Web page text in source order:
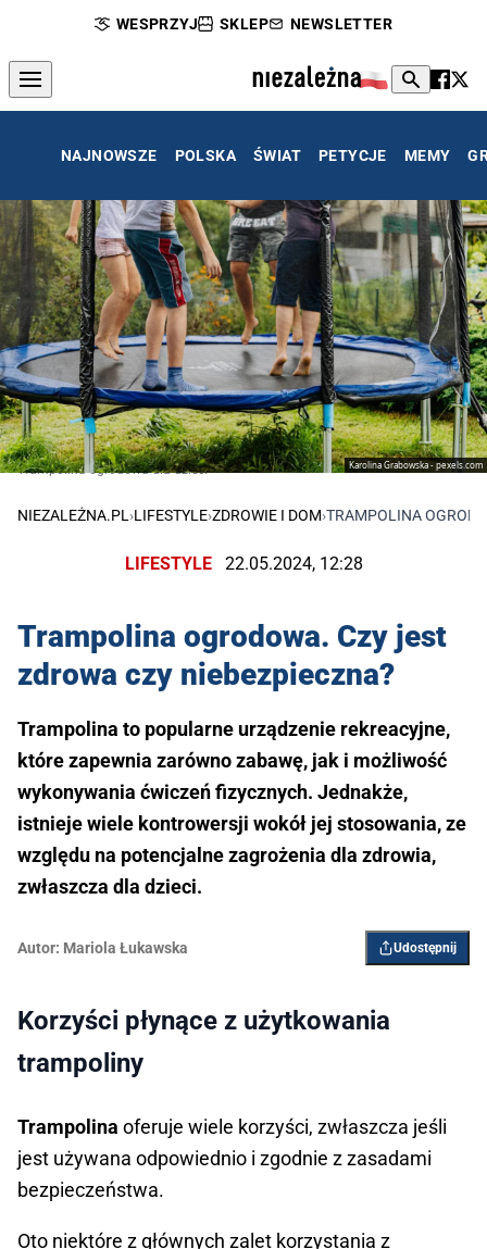
WESPRZYJ SKLEP NEWSLETTER
NAJNOWSZE POLSKA ŚWIAT PETYCJE MEMY
Karolina Grabowska - pexels.com
Trampolina ogrodowa dla dzieci
NIEZALEŻNA.PL ›LIFESTYLE›ZDROWIE I DOM›TRAMPOLINA
LIFESTYLE 22.05.2024, 12:28
Trampolina ogrodowa. Czy jest
zdrowa czy niebezpieczna?
Trampolina to popularne urządzenie rekreacyjne,
które zapewnia zarówno zabawę, jak i możliwość
wykonywania ćwiczeń fizycznych. Jednakże,
istnieje wiele kontrowersji wokół jej stosowania, ze
względu na potencjalne zagrożenia dla zdrowia,
zwłaszcza dla dzieci.
Autor: Mariola Łukawska Udostępnij
Korzyści płynące z użytkowania
trampoliny
Trampolina oferuje wiele korzyści, zwłaszcza jeśli
jest używana odpowiednio i zgodnie z zasadami
bezpieczeństwa.
Oto niektóre z głównych zalet korzystania z